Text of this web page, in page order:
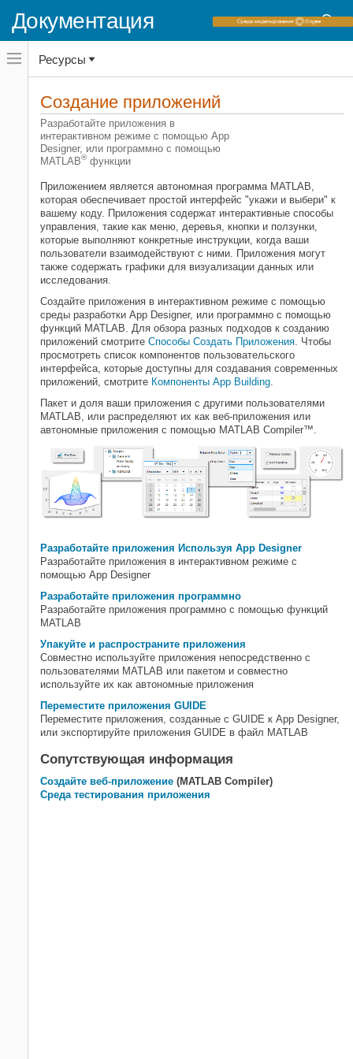
Документация
Переключатель
навигационного
меню
переключатель
навигационного
MATLAB
Категория
Начало работы с MATLAB
Импорт и анализ данных
Математика
Графика
Программирование
Создание приложений
Используя App Designer
Разработайте приложения
программно
Упакуйте и распространите
приложения
Переместите приложения GUIDE
Инструменты разработки
программного обеспечения
Среда и настройки
Ресурсы
Создание приложений
Разработайте приложения в
интерактивном режиме с помощью App
Designer, или программно с помощью
MATLAB®функции
Приложением является автономная программа MATLAB,
которая обеспечивает простой интерфейс "укажи и выбери" к
вашему коду. Приложения содержат интерактивные способы
управления, такие как меню, деревья, кнопки и ползунки,
которые выполняют конкретные инструкции, когда ваши
пользователи взаимодействуют с ними. Приложения могут
также содержать графики для визуализации данных или
исследования.
Создайте приложения в интерактивном режиме с помощью
среды разработки App Designer, или программно с помощью
функций MATLAB. Для обзора разных подходов к созданию
приложений смотрите Способы Создать Приложения. Чтобы
просмотреть список компонентов пользовательского
интерфейса, которые доступны для создавания современных
приложений, смотрите Компоненты App Building.
Пакет и доля ваши приложения с другими пользователями
MATLAB, или распределяют их как веб-приложения или
автономные приложения с помощью MATLAB Compiler™.
Разработайте приложения Используя App Designer
Разработайте приложения в интерактивном режиме с
помощью App Designer
Разработайте приложения программно
Разработайте приложения программно с помощью функций
MATLAB
Упакуйте и распространите приложения
Совместно используйте приложения непосредственно с
пользователями MATLAB или пакетом и совместно
используйте их как автономные приложения
Переместите приложения GUIDE
Переместите приложения, созданные с GUIDE к App Designer,
или экспортируйте приложения GUIDE в файл MATLAB
Сопутствующая информация
Создайте веб-приложение (MATLAB Compiler)
Среда тестирования приложения